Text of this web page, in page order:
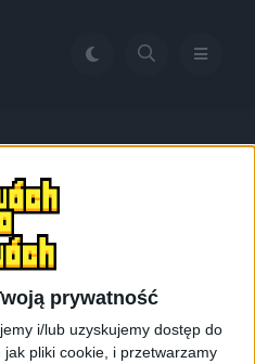
prywatność
i/lub uzyskujemy dostęp do
pliki cookie, i przetwarzamy